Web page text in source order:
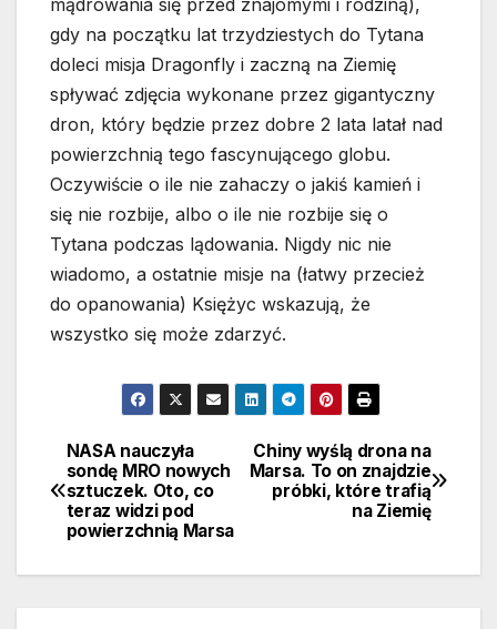
gdy na początku lat trzydziestych do Tytana
doleci misja Dragonfly i zaczną na Ziemię
spływać zdjęcia wykonane przez gigantyczny
dron, który będzie przez dobre 2 lata latał nad
powierzchnią tego fascynującego globu.
Oczywiście o ile nie zahaczy o jakiś kamień i
się nie rozbije, albo o ile nie rozbije się o
Tytana podczas lądowania. Nigdy nic nie
wiadomo, a ostatnie misje na (łatwy przecież
do opanowania) Księżyc wskazują, że
wszystko się może zdarzyć.
Nawigacja
wpisu
Chiny wyślą drona na
Marsa. To on znajdzie
próbki, które trafią
na Ziemię
NASA nauczyła
sondę MRO nowych
sztuczek. Oto, co
teraz widzi pod
powierzchnią Marsa